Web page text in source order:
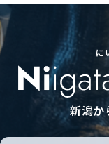
に
新潟か